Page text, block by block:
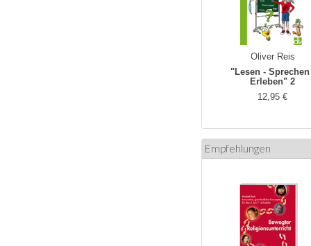
Oliver Reis
"Lesen - Sprechen
Erleben" 2
12,95 €
Empfehlungen